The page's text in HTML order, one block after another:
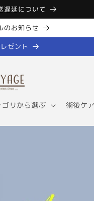
遅延について
のお知らせ
ゼント
ゴリから選ぶ 術後ケ